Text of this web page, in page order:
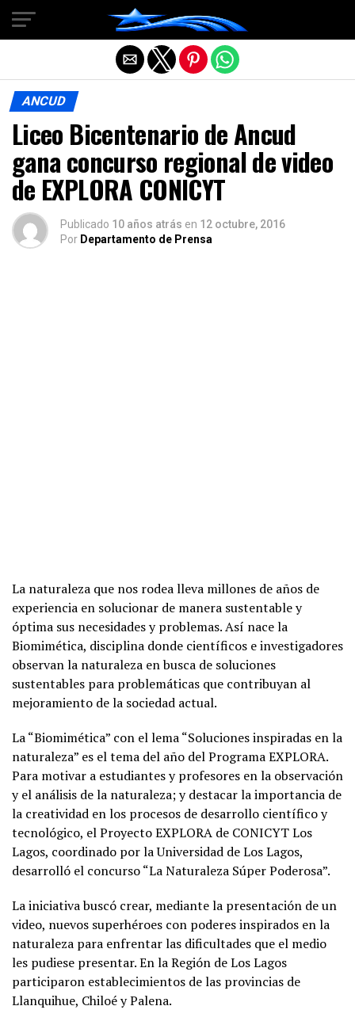
ANCUD
Liceo Bicentenario de Ancud
gana concurso regional de video
de EXPLORA CONICYT
Publicado 10 años atrás en 12 octubre, 2016
Por Departamento de Prensa
La naturaleza que nos rodea lleva millones de años de
experiencia en solucionar de manera sustentable y
óptima sus necesidades y problemas. Así nace la
Biomimética, disciplina donde científicos e investigadores
observan la naturaleza en busca de soluciones
sustentables para problemáticas que contribuyan al
mejoramiento de la sociedad actual.
La “Biomimética” con el lema “Soluciones inspiradas en la
naturaleza” es el tema del año del Programa EXPLORA.
Para motivar a estudiantes y profesores en la observación
y el análisis de la naturaleza; y destacar la importancia de
la creatividad en los procesos de desarrollo científico y
tecnológico, el Proyecto EXPLORA de CONICYT Los
Lagos, coordinado por la Universidad de Los Lagos,
desarrolló el concurso “La Naturaleza Súper Poderosa”.
La iniciativa buscó crear, mediante la presentación de un
video, nuevos superhéroes con poderes inspirados en la
naturaleza para enfrentar las dificultades que el medio
les pudiese presentar. En la Región de Los Lagos
participaron establecimientos de las provincias de
Llanquihue, Chiloé y Palena.
Salir de la versión móvil